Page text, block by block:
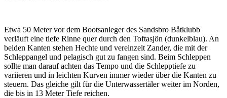
Etwa 50 Meter vor dem Bootsanleger des Sandsbro Båtklubb
verläuft eine tiefe Rinne quer durch den Toftasjön (dunkelblau). An
beiden Kanten stehen Hechte und vereinzelt Zander, die mit der
Schleppangel und pelagisch gut zu fangen sind. Beim Schleppen
sollte man darauf achten das Tempo und die Schlepptiefe zu
variieren und in leichten Kurven immer wieder über die Kanten zu
steuern. Das gleiche gilt für die Unterwassertäler weiter im Norden,
die bis in 13 Meter Tiefe reichen.